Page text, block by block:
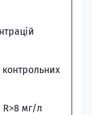
контрольних
R>8 мг/л